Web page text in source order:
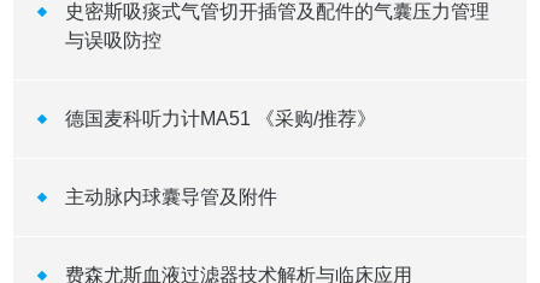
史密斯吸痰式气管切开插管及配件的气囊压力管理
与误吸防控
德国麦科听力计MA51 《采购/推荐》
主动脉内球囊导管及附件
费森尤斯血液过滤器技术解析与临床应用